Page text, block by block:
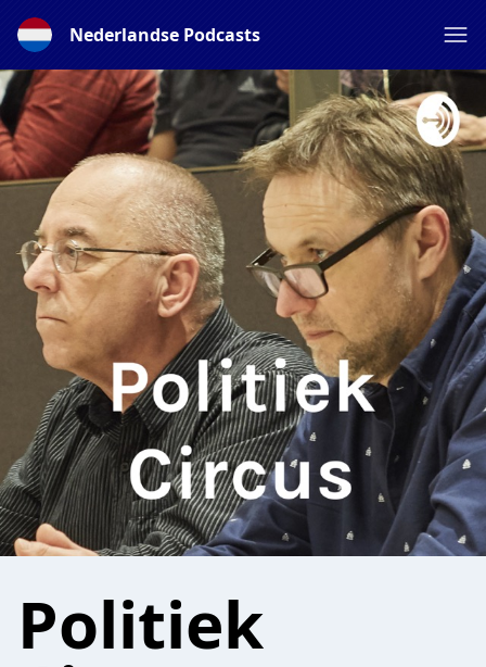
Nederlandse Podcasts
Politiek